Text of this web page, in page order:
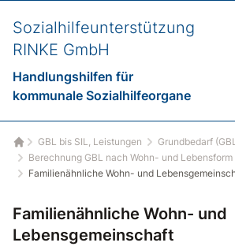
Sozialhilfeunterstützung
RINKE GmbH
Handlungshilfen für
kommunale Sozialhilfeorgane
Startseite
GBL bis SIL, Leistungen
Grundbedarf
Berechnung GBL nach Wohn- und Lebensform
Familienähnliche Wohn- und
Familienähnliche Wohn- und
Lebensgemeinschaft